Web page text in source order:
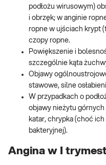
podłożu wirusowym)
i obrzęk; w anginie
ropne w ujściach krypt
czopy ropne.
Powiększenie i
szczególnie kąta
Objawy
stawowe, silne
W przypadkach o
objawy nieżytu
katar, chrypka (choć
bakteryjnej).
Angina w I